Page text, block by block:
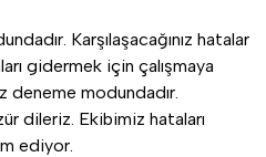
Karşılaşacağınız hatalar
gidermek için çalışmaya
modundadır.
dileriz. Ekibimiz hataları
ediyor.